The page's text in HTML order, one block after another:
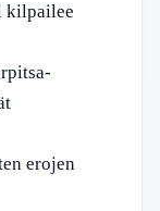
kilpailee
erojen